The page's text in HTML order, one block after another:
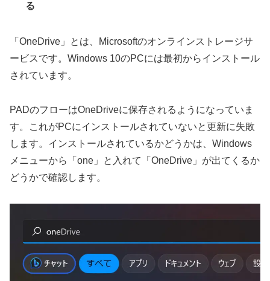
る
「OneDrive」とは、Microsoftのオンラインストレージサ
ービスです。Windows 10のPCには最初からインストール
されています。
PADのフローはOneDriveに保存されるようになっていま
す。これがPCにインストールされていないと更新に失敗
します。インストールされているかどうかは、Windows
メニューから「one」と入れて「OneDrive」が出てくるか
どうかで確認します。